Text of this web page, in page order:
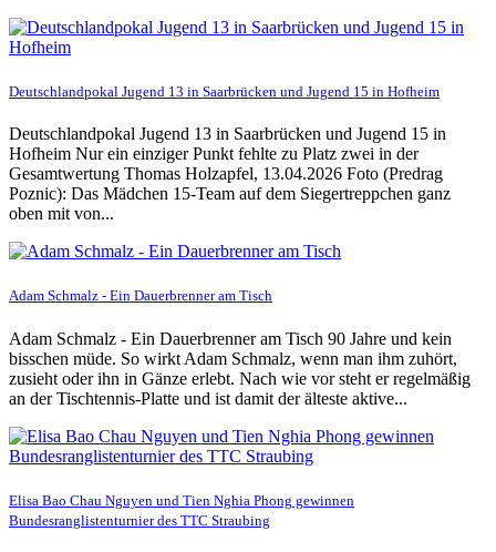
Deutschlandpokal Jugend 13 in Saarbrücken und Jugend 15 in Hofheim
Deutschlandpokal Jugend 13 in Saarbrücken und Jugend 15 in
Hofheim Nur ein einziger Punkt fehlte zu Platz zwei in der
Gesamtwertung Thomas Holzapfel, 13.04.2026 Foto (Predrag
Poznic): Das Mädchen 15-Team auf dem Siegertreppchen ganz
oben mit von...
Adam Schmalz - Ein Dauerbrenner am Tisch
Adam Schmalz - Ein Dauerbrenner am Tisch 90 Jahre und kein
bisschen müde. So wirkt Adam Schmalz, wenn man ihm zuhört,
zusieht oder ihn in Gänze erlebt. Nach wie vor steht er regelmäßig
an der Tischtennis-Platte und ist damit der älteste aktive...
Elisa Bao Chau Nguyen und Tien Nghia Phong gewinnen
Bundesranglistenturnier des TTC Straubing